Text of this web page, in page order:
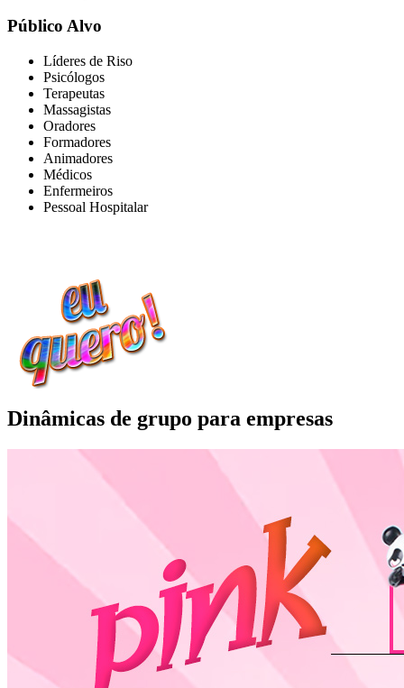
Público Alvo
Líderes de Riso
Psicólogos
Terapeutas
Massagistas
Oradores
Formadores
Animadores
Médicos
Enfermeiros
Pessoal Hospitalar
Dinâmicas de grupo para empresas